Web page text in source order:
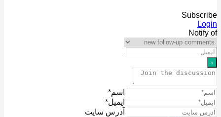
ایمیل*
آدرس سایت